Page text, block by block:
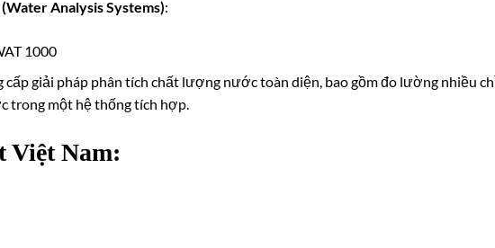
Analysis Systems):
1000
cấp giải pháp phân tích chất lượng nước toàn diện, bao gồm đo lường nhiều
trong một hệ thống tích hợp.
Việt Nam: